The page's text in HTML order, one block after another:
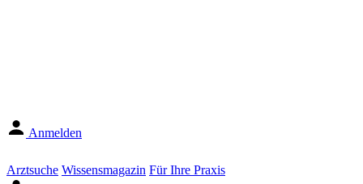
Anmelden
Arztsuche Wissensmagazin Für Ihre Praxis